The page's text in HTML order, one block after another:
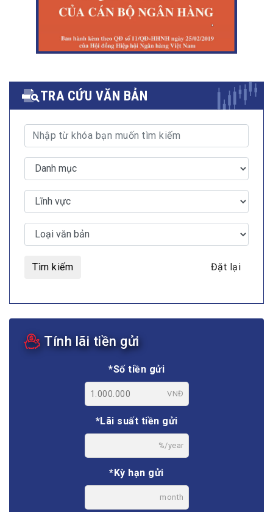
TRA CỨU VĂN BẢN
Tìm kiếm Đặt lại
Tính lãi tiền gửi
*Số tiền gửi
VNĐ
*Lãi suất tiền gửi
%/year
*Kỳ hạn gửi
month